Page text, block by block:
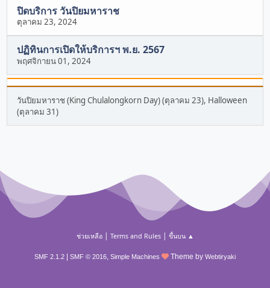
ปิดบริการ วันปิยมหาราช
ตุลาคม 23, 2024
ปฏิทินการเปิดให้บริการฯ พ.ย. 2567
พฤศจิกายน 01, 2024
วันปิยมหาราช (King Chulalongkorn Day) (ตุลาคม 23), Halloween
(ตุลาคม 31)
ช่วยเหลือ| Terms and Rules| ขึ้นบน ▲
SMF 2.1.2 SMF © 2016, Simple Machines Theme by Webtiryaki